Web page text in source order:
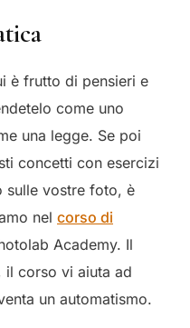
è frutto di pensieri e
come uno
una legge. Se poi
concetti con esercizi
sulle vostre foto, è
nel corso di
Academy. Il
il corso vi aiuta ad
un automatismo.